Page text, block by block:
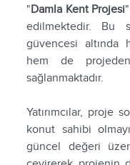
"Damla Kent Projesi
edilmektedir. Bu
güvencesi altında
hem de
sağlanmaktadır.
Yatırımcılar, proje
konut sahibi olmayı
güncel değeri